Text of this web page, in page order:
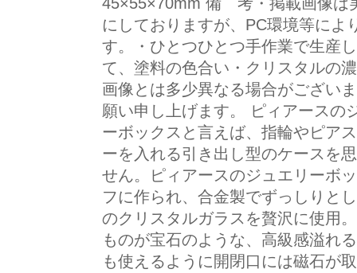
にしておりますが、PC環境等によ
す。・ひとつひとつ手作業で生産
て、塗料の色合い・クリスタルの
画像とは多少異なる場合がござい
願い申し上げます。 ピィアースの
ーボックスと言えば、指輪やピア
ーを入れる引き出し型のケースを
せん。ピィアースのジュエリーボ
フに作られ、合金製でずっしりと
のクリスタルガラスを贅沢に使用
ものが宝石のような、高級感溢れ
も使えるように開閉口には磁石が